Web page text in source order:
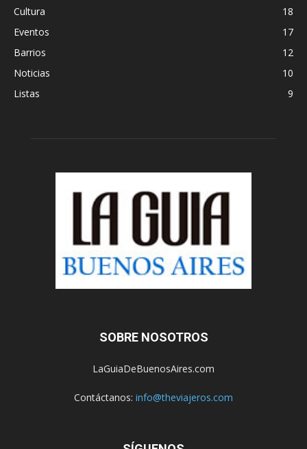
Cultura
18
Eventos
17
Barrios
12
Noticias
10
Listas
9
SOBRE NOSOTROS
LaGuiaDeBuenosAires.com
Contáctanos: info@theviajeros.com